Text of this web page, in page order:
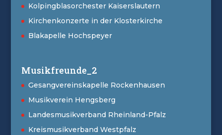
Kolpingblasorchester Kaiserslautern
Kirchenkonzerte in der Klosterkirche
Blakapelle Hochspeyer
Musikfreunde_2
Gesangvereinskapelle Rockenhausen
Musikverein Hengsberg
Landesmusikverband Rheinland-Pfalz
Kreismusikverband Westpfalz